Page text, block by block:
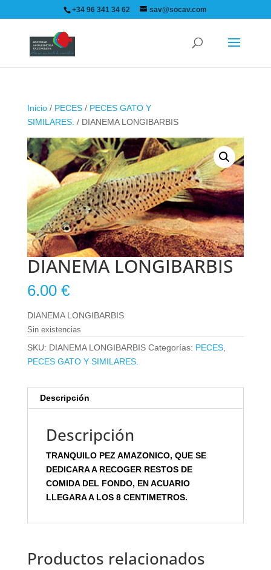
+34 96 341 34 62 sav@socav.com
Inicio/ PECES/ PECES GATO Y
SIMILARES. / DIANEMA LONGIBARBIS
DIANEMA LONGIBARBIS
6.00 €
DIANEMA LONGIBARBIS
Sin existencias
SKU: DIANEMA LONGIBARBIS Categorías: PECES,
PECES GATO Y SIMILARES.
Descripción
Descripción
TRANQUILO PEZ AMAZONICO, QUE SE
DEDICARA A RECOGER RESTOS DE
COMIDA DEL FONDO, EN ACUARIO
LLEGARA A LOS 8 CENTIMETROS.
Productos relacionados